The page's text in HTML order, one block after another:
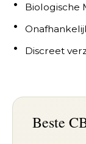
Biologische
Discreet
Beste